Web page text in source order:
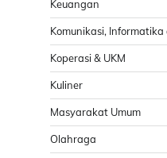
Keuangan
Komunikasi,
Koperasi & UKM
Kuliner
Masyarakat Umum
Olahraga